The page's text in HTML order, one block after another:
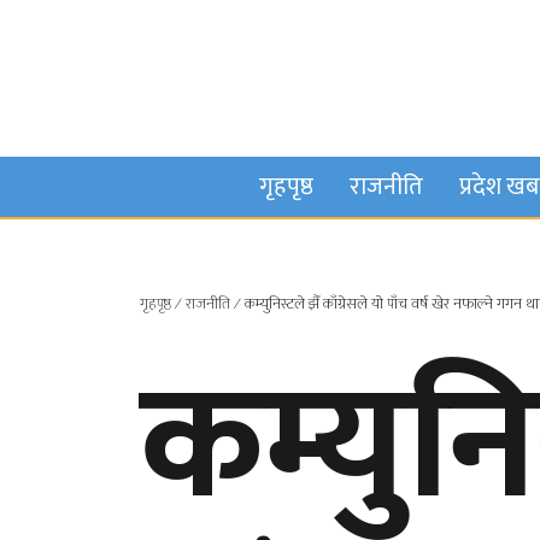
गृहपृष्ठ राजनीति प्रदेश
गृहपृष्ठ∕राजनीति∕कम्युनिस्टले झैँ काँग्रेसले यो पाँच वर्ष खेर नफाल्ने गगन